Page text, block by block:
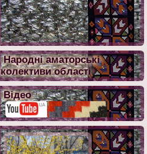
Народні аматорські
колективи області
Відео